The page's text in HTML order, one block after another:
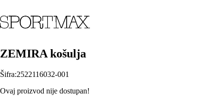
ZEMIRA košulja
Šifra:2522116032-001
Ovaj proizvod nije dostupan!